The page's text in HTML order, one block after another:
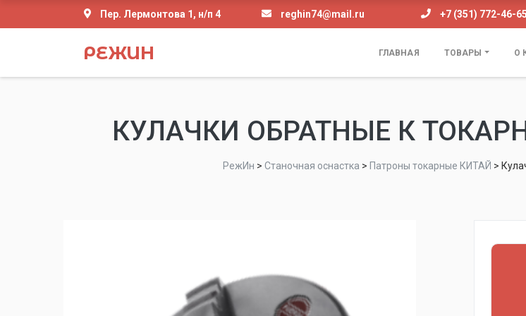
Пер. Лермонтова 1, н/п 4 reghin74@mail.ru +7 (351) 772-46-65
РЕЖИН ГЛАВНАЯ ТОВАРЫ О
КУЛАЧКИ ОБРАТНЫЕ К
РежИн > Станочная оснастка > Патроны токарные КИТАЙ >